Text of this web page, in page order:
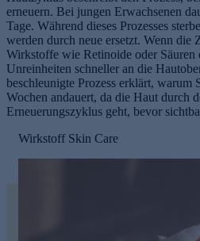
erneuern. Bei jungen Erwachsenen
Tage. Während dieses Prozesses
werden durch neue ersetzt. Wenn die
Wirkstoffe wie Retinoide oder Säuren
Unreinheiten schneller an die
beschleunigte Prozess erklärt, warum
Wochen andauert, da die Haut durch
Erneuerungszyklus geht, bevor
Wirkstoff Skin Care